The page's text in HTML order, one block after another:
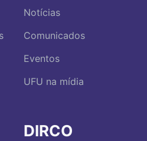
Notícias
Comunicados
Eventos
UFU na mídia
DIRCO